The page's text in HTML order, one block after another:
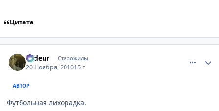
Цитата
Ardeur Старожилы
20 Ноября, 201015 г
АВТОР
Футбольная лихорадка.